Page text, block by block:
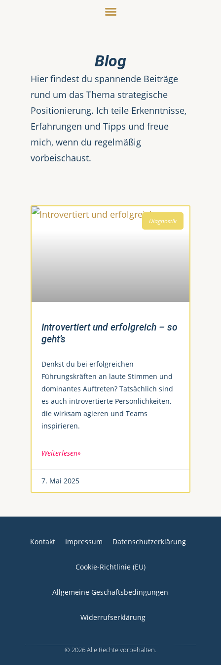
Blog
Hier findest du spannende Beiträge
rund um das Thema strategische
Positionierung. Ich teile Erkenntnisse,
Erfahrungen und Tipps und freue
mich, wenn du regelmäßig
vorbeischaust.
Diagnostik
Introvertiert und erfolgreich – so
geht’s
Denkst du bei erfolgreichen
Führungskräften an laute Stimmen und
dominantes Auftreten? Tatsächlich sind
es auch introvertierte Persönlichkeiten,
die wirksam agieren und Teams
inspirieren.
Weiterlesen»
7. Mai 2025
Kontakt Impressum Datenschutzerklärung
Cookie-Richtlinie (EU)
Allgemeine Geschäftsbedingungen
Widerrufserklärung
© 2026 Alle Rechte vorbehalten.